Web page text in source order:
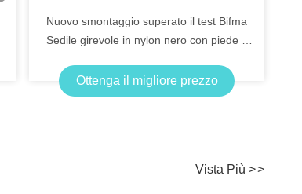
Nuovo smontaggio superato il test Bifma
Sedile girevole in nylon nero con piede e
Ottenga il migliore prezzo
Vista Più >>